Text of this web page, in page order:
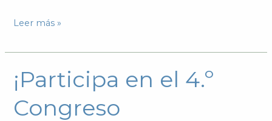
Leer más »
¡Participa en el 4.º
Congreso
¡Participa
en
el